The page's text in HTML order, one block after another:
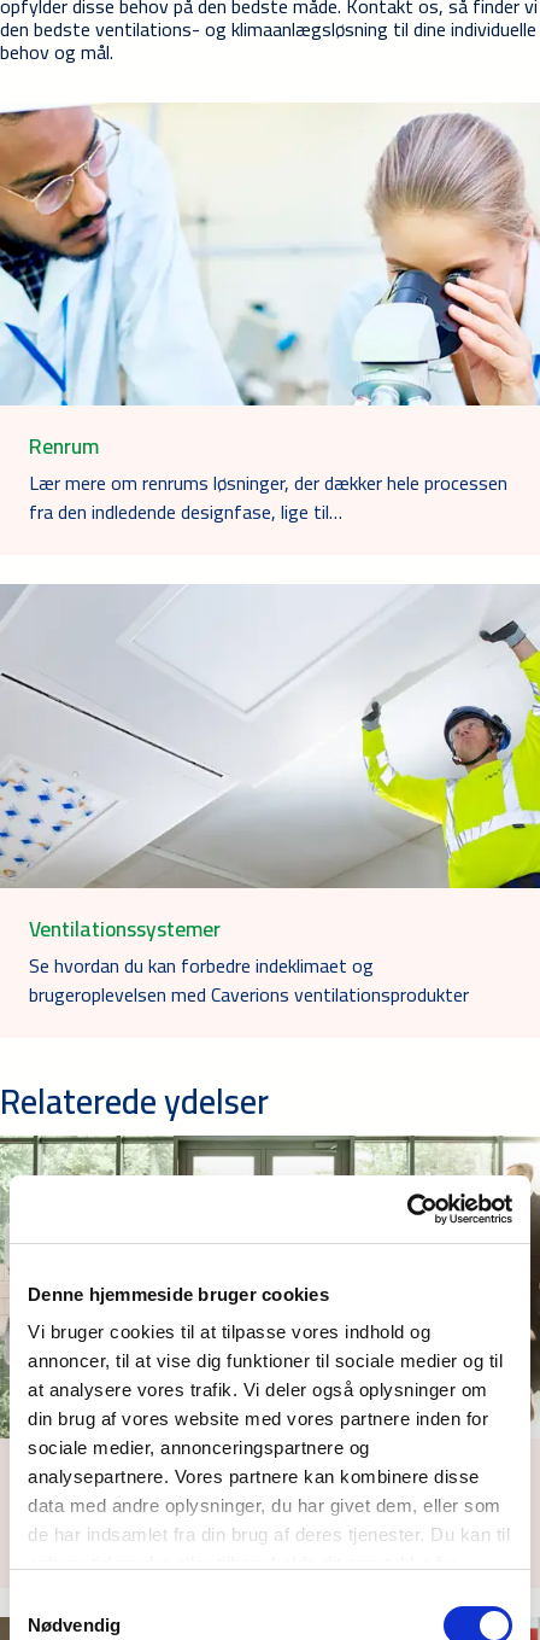
Denne hjemmeside bruger cookies
Vi bruger cookies til at tilpasse vores indhold og
annoncer, til at vise dig funktioner til sociale medier og til
at analysere vores trafik. Vi deler også oplysninger om
din brug af vores website med vores partnere inden for
sociale medier, annonceringspartnere og
analysepartnere. Vores partnere kan kombinere disse
data med andre oplysninger, du har givet dem, eller som
de har indsamlet fra din brug af deres tjenester. Du kan til
Nødvendig
den bedste ventilations- og klimaanlægsløsning til dine individuelle
behov og mål.
Renrum
Lær mere om renrums løsninger, der dækker hele processen
fra den indledende designfase, lige til…
Ventilationssystemer
Se hvordan du kan forbedre indeklimaet og
brugeroplevelsen med Caverions ventilationsprodukter
Relaterede ydelser
Adgangskontrol
Integrer din adgangskontrol til andre automatiserede
bygningssystemer, og se, hvordan du kan tage…